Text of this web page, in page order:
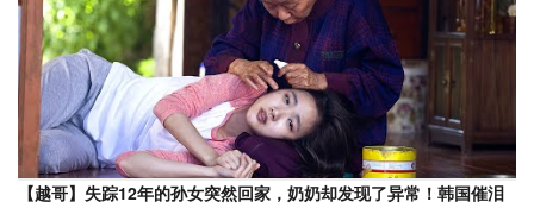
【越哥】失踪12年的孙女突然回家，奶奶却发现了异常！韩国催泪